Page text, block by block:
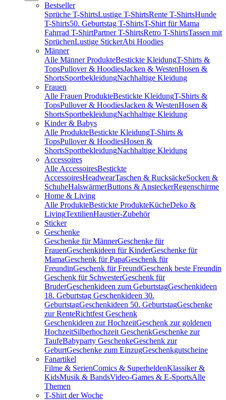
Bestseller
Sprüche T-ShirtsLustige T-ShirtsRente T-ShirtsHunde
T-Shirts50. Geburtstag T-ShirtsT-Shirt für Mama
Fahrrad T-ShirtPartner T-ShirtsRetro T-ShirtsTassen mit
SprüchenLustige StickerAbi Hoodies
Männer
Alle Männer ProdukteBestickte KleidungT-Shirts &
TopsPullover & HoodiesJacken & WestenHosen &
ShortsSportbekleidungNachhaltige Kleidung
Frauen
Alle Frauen ProdukteBestickte KleidungT-Shirts &
TopsPullover & HoodiesJacken & WestenHosen &
ShortsSportbekleidungNachhaltige Kleidung
Kinder & Babys
Alle ProdukteBestickte KleidungT-Shirts &
TopsPullover & HoodiesHosen &
ShortsSportbekleidungNachhaltige Kleidung
Accessoires
Alle AccessoiresBestickte
AccessoiresHeadwearTaschen & RucksäckeSocken &
SchuheHalswärmerButtons & AnsteckerRegenschirme
Home & Living
Alle ProdukteBestickte ProdukteKücheDeko &
LivingTextilienHaustier-Zubehör
Sticker
Geschenke
Geschenke für MännerGeschenke für
FrauenGeschenkideen für KinderGeschenke für
MamaGeschenk für PapaGeschenk für
FreundinGeschenk für FreundGeschenk beste Freundin
Geschenk für SchwesterGeschenk für
BruderGeschenkideen zum GeburtstagGeschenkideen
18. Geburtstag Geschenkideen 30.
GeburtstagGeschenkideen 50. GeburtstagGeschenke
zur RenteRichtfest Geschenk
Geschenkideen zur HochzeitGeschenk zur goldenen
HochzeitSilberhochzeit GeschenkGeschenke zur
TaufeBabyparty GeschenkeGeschenk zur
GeburtGeschenke zum EinzugGeschenkgutscheine
Fanartikel
Filme & SerienComics & SuperheldenKlassiker &
KidsMusik & BandsVideo-Games & E-SportsAlle
Themen
T-Shirt der Woche